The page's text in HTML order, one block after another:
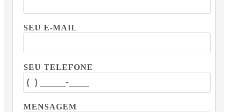
SEU E-MAIL
SEU TELEFONE
MENSAGEM